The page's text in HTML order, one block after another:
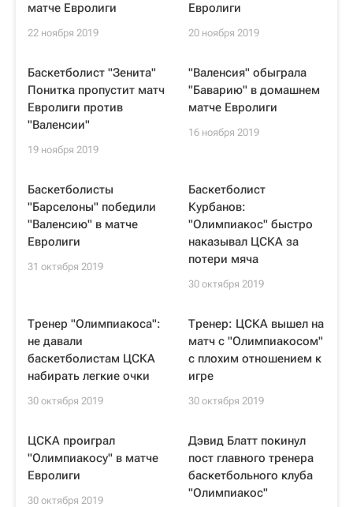
матче Евролиги
22 ноября 2019
Евролиги
20 ноября 2019
Баскетболист "Зенита"
Понитка пропустит матч
Евролиги против
"Валенсии"
19 ноября 2019
"Валенсия" обыграла
"Баварию" в домашнем
матче Евролиги
16 ноября 2019
Баскетболисты
"Барселоны" победили
"Валенсию" в матче
Евролиги
31 октября 2019
Баскетболист
Курбанов:
"Олимпиакос" быстро
наказывал ЦСКА за
потери мяча
30 октября 2019
Тренер "Олимпиакоса":
не давали
баскетболистам ЦСКА
набирать легкие очки
30 октября 2019
Тренер: ЦСКА вышел на
матч с "Олимпиакосом"
с плохим отношением к
игре
30 октября 2019
ЦСКА проиграл
"Олимпиакосу" в матче
Евролиги
30 октября 2019
Дэвид Блатт покинул
пост главного тренера
баскетбольного клуба
"Олимпиакос"